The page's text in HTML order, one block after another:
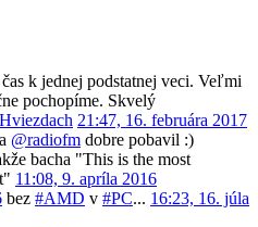
k jednej podstatnej veci. Veľmi
pochopíme. Skvelý
21:47, 16. februára 2017
@radiofm dobre pobavil :)
bacha "This is the most
11:08, 9. apríla 2016
bez #AMD v #PC... 16:23, 16. júla